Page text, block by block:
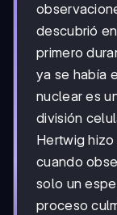
descubrió
primero
ya se había
nuclear es
división
Hertwig
cuando
solo un
proceso